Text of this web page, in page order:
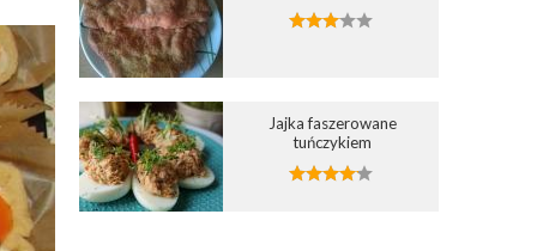
Jajka faszerowane
tuńczykiem